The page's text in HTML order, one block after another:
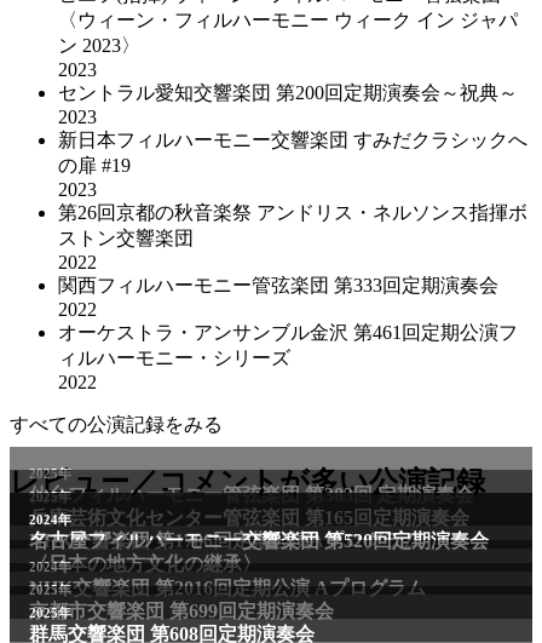
〈ウィーン・フィルハーモニー ウィーク イン ジャパ
ン 2023〉
2023
セントラル愛知交響楽団 第200回定期演奏会～祝典～
2023
新日本フィルハーモニー交響楽団 すみだクラシックへ
の扉 #19
2023
第26回京都の秋音楽祭 アンドリス・ネルソンス指揮ボ
ストン交響楽団
2022
関西フィルハーモニー管弦楽団 第333回定期演奏会
2022
オーケストラ・アンサンブル金沢 第461回定期公演フ
ィルハーモニー・シリーズ
2022
すべての公演記録をみる
レビュー／コメントが多い公演記録